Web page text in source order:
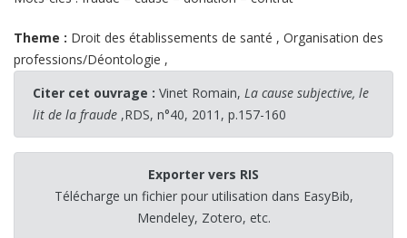
Theme : Droit des établissements de santé , Organisation des
professions/Déontologie ,
Citer cet ouvrage : Vinet Romain, La cause subjective, le
lit de la fraude ,RDS, n°40, 2011, p.157-160
Exporter vers RIS
Télécharge un fichier pour utilisation dans EasyBib,
Mendeley, Zotero, etc.